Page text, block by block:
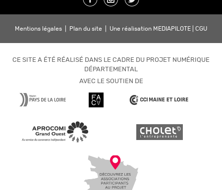
Mentions légales Plan du site Une réalisation MEDIAPILOTE CGU
CE SITE A ÉTÉ RÉALISÉ DANS LE CADRE DU PROJET NUMÉRIQUE
DÉPARTEMENTAL
AVEC LE SOUTIEN DE